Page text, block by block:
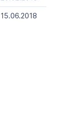
15.06.2018